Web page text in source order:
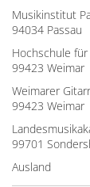
Musikinstitut
94034 Passau
Hochschule
99423 Weimar
Weimarer
99423 Weimar
99701
Ausland